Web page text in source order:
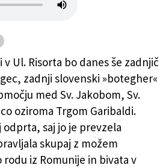
Ul. Risorta bo danes še zadnjič
zadnji slovenski »botegher«
med Sv. Jakobom, Sv.
oziroma Trgom Garibaldi.
saj jo je prevzela
skupaj z možem
iz Romunije in bivata v